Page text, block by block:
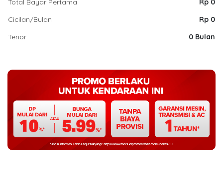
Total Bayar Pertama
Rp 0
Cicilan/Bulan
Rp 0
Tenor
0 Bulan